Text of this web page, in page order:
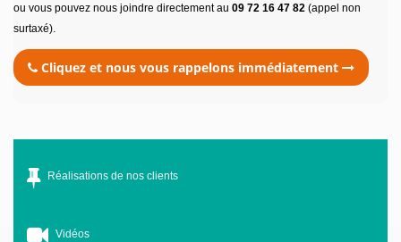
ou vous pouvez nous joindre directement au 09 72 16 47 82 (appel non
surtaxé).
Cliquez et nous vous rappelons immédiatement
Réalisations de nos clients
Vidéos